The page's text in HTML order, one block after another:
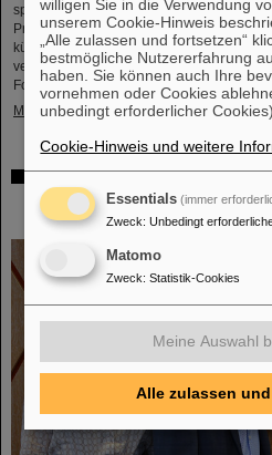
spannender Einblick in Hessens
Projekte. Auch das GSI
künftige Beschleunigerzentrum FAIR sind
vertreten und bieten spannende Einblicke
Forschungszentrum in Darmstadt. Dabei
Mehr »
GSI/FAIR ist Quantenort! –
Science and Technology“ feiert
Quantenwissenschaften
willigen Sie in die Verwendung
unserem Cookie-Hinweis
„Alle zulassen und fortsetzen“
bestmögliche Nutzererfahrung
haben. Sie können auch Ihre
vornehmen oder Cookies
unbedingt erforderlicher Cookies).
Cookie-Hinweis und weitere
Essentials (immer
Zweck: Unbedingt
Matomo
Zweck: Statistik-Cookies
Meine Auswahl
Alle zulassen